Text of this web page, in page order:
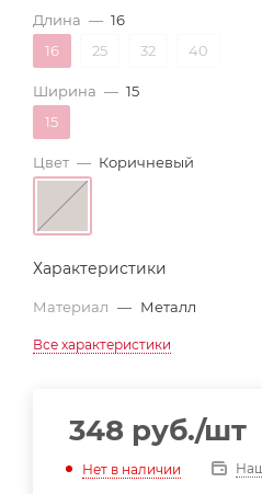
Длина — 16
16
25 32 40
Ширина — 15
15
Цвет — Коричневый
Характеристики
Материал — Металл
Все характеристики
348 руб./шт
Нет в наличии